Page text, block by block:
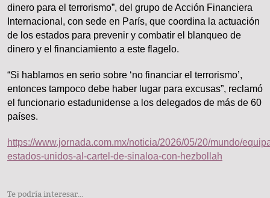
dinero para el terrorismo”, del grupo de Acción Financiera
Internacional, con sede en París, que coordina la actuación
de los estados para prevenir y combatir el blanqueo de
dinero y el financiamiento a este flagelo.
“Si hablamos en serio sobre ‘no financiar el terrorismo’,
entonces tampoco debe haber lugar para excusas”, reclamó
el funcionario estadunidense a los delegados de más de 60
países.
https://www.jornada.com.mx/noticia/2026/05/20/mundo/
estados-unidos-al-cartel-de-sinaloa-con-hezbollah
Te podría interesar...